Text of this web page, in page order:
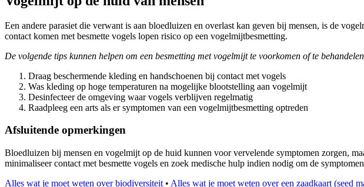
Een andere parasiet die verwant is aan bloedluizen en overlast kan geven bij mensen, is de
contact komen met besmette vogels lopen risico op een vogelmijtbesmetting.
De volgende tips kunnen helpen om een besmetting met vogelmijt te voorkomen of te
Draag beschermende kleding en handschoenen bij contact met vogels
Was kleding op hoge temperaturen na mogelijke blootstelling aan vogelmijt
Desinfecteer de omgeving waar vogels verblijven regelmatig
Raadpleeg een arts als er symptomen van een vogelmijtbesmetting optreden
Afsluitende opmerkingen
Bloedluizen bij mensen en vogelmijt op de huid kunnen voor vervelende symptomen zorgen,
minimaliseer contact met besmette vogels en zoek medische hulp indien nodig om de
Alles wat je moet weten over biodiversiteit • Alles wat je moet weten over een zaadkaart (seed